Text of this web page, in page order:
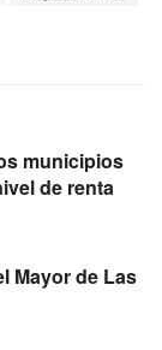
municipios
de renta
Mayor de Las